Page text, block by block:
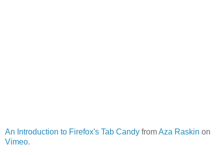
An Introduction to Firefox's Tab Candy fromAza Raskin on
Vimeo.